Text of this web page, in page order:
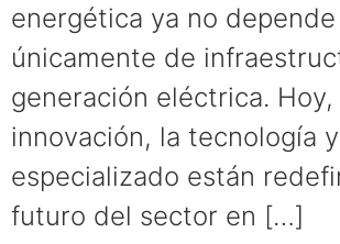
energética ya no depende
únicamente de
generación eléctrica. Hoy,
innovación, la tecnología
especializado están
futuro del sector en […]